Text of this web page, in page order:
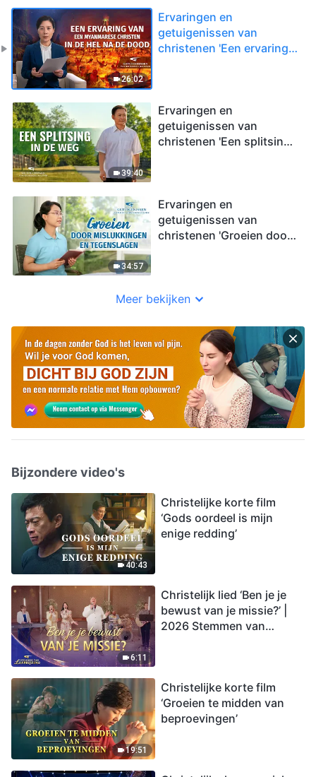
26:02
Ervaringen en
getuigenissen van
christenen 'Een ervaring
39:40
Ervaringen en
getuigenissen van
christenen 'Een splitsing
34:57
Ervaringen en
getuigenissen van
christenen 'Groeien door
Meer bekijken
Bijzondere video's
40:43
Christelijke korte film
‘Gods oordeel is mijn
enige redding’
6:11
Christelijk lied ‘Ben je je
bewust van je missie?’ |
2026 Stemmen van
19:51
Christelijke korte film
‘Groeien te midden van
beproevingen’